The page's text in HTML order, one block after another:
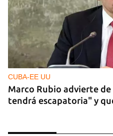
CUBA-EE UU
Marco Rubio advierte
tendrá escapatoria" y